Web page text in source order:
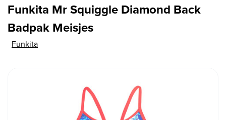
Funkita Mr Squiggle Diamond Back
Badpak Meisjes
Funkita